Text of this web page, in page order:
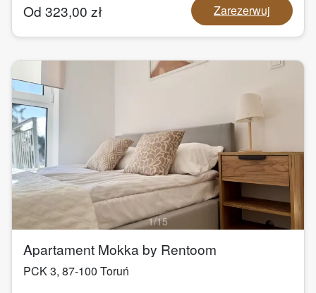
Od 323,00 zł Zarezerwuj
1/15
Apartament Mokka by Rentoom
PCK 3, 87-100 Toruń